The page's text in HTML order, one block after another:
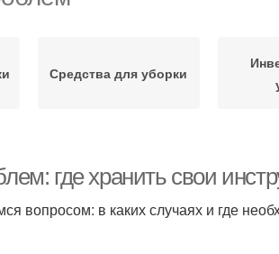
Средства для уборки
где хранить свои
вопросом: в каких случаях и где